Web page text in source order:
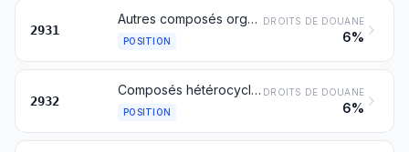
2931
Autres composés organo-inorganiques
POSITION
DROITS DE DOUANE
6%
2932
Composés hétérocycliques à hétéroatome(s) d'oxygène exclusivement
POSITION
DROITS DE DOUANE
6%